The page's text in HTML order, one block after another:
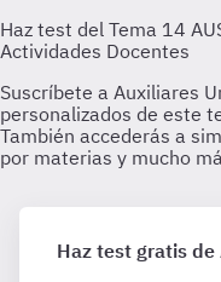
Haz test gratis